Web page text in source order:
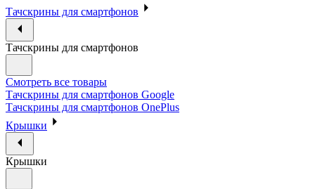
Тачскрины для смартфонов
Тачскрины для смартфонов
Смотреть все товары
Тачскрины для смартфонов Google
Тачскрины для смартфонов OnePlus
Крышки
Крышки